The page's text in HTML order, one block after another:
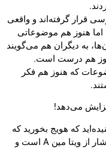
قرار گرفته‌اند و واقعی
اما هنوز هم موضوعاتی
به دیگران هم می‌گویند
هم درست است.
که هنوز هم فکر
می‌دهد!
که هویج بخورید که
چشم‌های‌تان بهتر ببیند! با اینکه هویج سرشار از ویتا مین A است و